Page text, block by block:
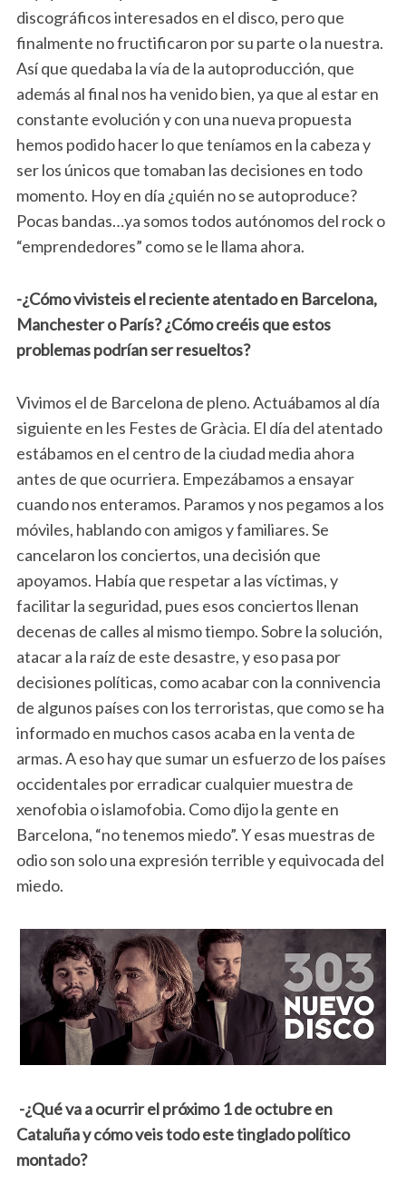
discográficos interesados en el disco, pero que
finalmente no fructificaron por su parte o la nuestra.
Así que quedaba la vía de la autoproducción, que
además al final nos ha venido bien, ya que al estar en
constante evolución y con una nueva propuesta
hemos podido hacer lo que teníamos en la cabeza y
ser los únicos que tomaban las decisiones en todo
momento. Hoy en día ¿quién no se autoproduce?
Pocas bandas…ya somos todos autónomos del rock o
“emprendedores” como se le llama ahora.
-¿Cómo vivisteis el reciente atentado en Barcelona,
Manchester o París? ¿Cómo creéis que estos
problemas podrían ser resueltos?
Vivimos el de Barcelona de pleno. Actuábamos al día
siguiente en les Festes de Gràcia. El día del atentado
estábamos en el centro de la ciudad media ahora
antes de que ocurriera. Empezábamos a ensayar
cuando nos enteramos. Paramos y nos pegamos a los
móviles, hablando con amigos y familiares. Se
cancelaron los conciertos, una decisión que
apoyamos. Había que respetar a las víctimas, y
facilitar la seguridad, pues esos conciertos llenan
decenas de calles al mismo tiempo. Sobre la solución,
atacar a la raíz de este desastre, y eso pasa por
decisiones políticas, como acabar con la connivencia
de algunos países con los terroristas, que como se ha
informado en muchos casos acaba en la venta de
armas. A eso hay que sumar un esfuerzo de los países
occidentales por erradicar cualquier muestra de
xenofobia o islamofobia. Como dijo la gente en
Barcelona, “no tenemos miedo”. Y esas muestras de
odio son solo una expresión terrible y equivocada del
miedo.
-¿Qué va a ocurrir el próximo 1 de octubre en
Cataluña y cómo veis todo este tinglado político
montado?